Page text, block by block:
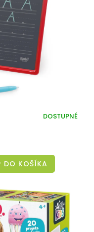
DOSTUPNÉ
DO KOŠÍKA